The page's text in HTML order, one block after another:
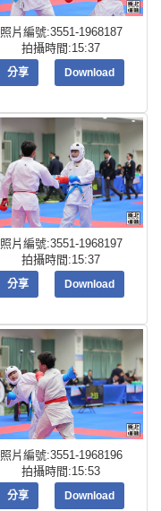
照片編號:3551-1968187
拍攝時間:15:37
分享 Download
照片編號:3551-1968197
拍攝時間:15:37
分享 Download
照片編號:3551-1968196
拍攝時間:15:53
分享 Download